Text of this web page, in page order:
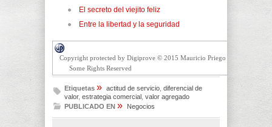
El secreto del viejito feliz
Entre la libertad y la seguridad
Copyright protected by Digiprove © 2015 Mauricio Priego
Some Rights Reserved
Etiquetas » actitud de servicio diferencial de
valor, estrategia comercial valor agregado
PUBLICADO EN » Negocios